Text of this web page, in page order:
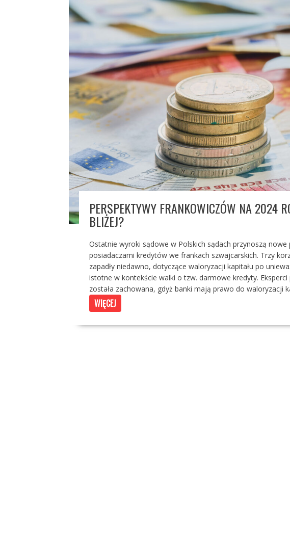
PERSPEKTYWY FRANKOWICZÓW NA 2024
BLIŻEJ?
Ostatnie wyroki sądowe w Polskich sądach przynoszą
posiadaczami kredytów we frankach szwajcarskich. Trzy
zapadły niedawno, dotyczące waloryzacji kapitału po
istotne w kontekście walki o tzw. darmowe kredyty.
została zachowana, gdyż banki mają prawo do waloryzacji
WIĘCEJ